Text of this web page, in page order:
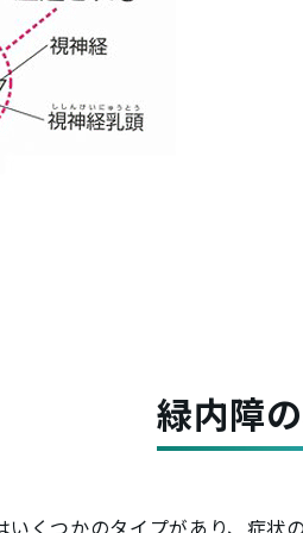
緑内障
いくつかのタイプがあり、症状